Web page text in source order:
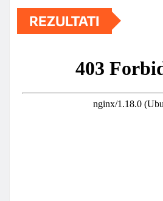
REZULTATI